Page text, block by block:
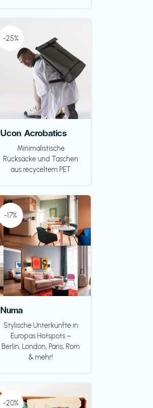
-25%
Ucon Acrobatics
Minimalistische
Rücksäcke und Taschen
aus recyceltem PET
-17%
Numa
Stylische Unterkünfte in
Europas Hotspots –
Berlin, London, Paris, Rom
& mehr!
-20%